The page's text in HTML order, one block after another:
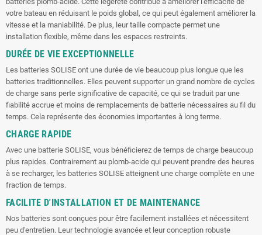
votre bateau en réduisant le poids global, ce qui peut également améliorer la
vitesse et la maniabilité. De plus, leur taille compacte permet une
installation flexible, même dans les espaces restreints.
DURÉE DE VIE EXCEPTIONNELLE
Les batteries SOLISE ont une durée de vie beaucoup plus longue que les
batteries traditionnelles. Elles peuvent supporter un grand nombre de cycles
de charge sans perte significative de capacité, ce qui se traduit par une
fiabilité accrue et moins de remplacements de batterie nécessaires au fil du
temps. Cela représente des économies importantes à long terme.
CHARGE RAPIDE
Avec une batterie SOLISE, vous bénéficierez de temps de charge beaucoup
plus rapides. Contrairement au plomb-acide qui peuvent prendre des heures
à se recharger, les batteries SOLISE atteignent une charge complète en une
fraction de temps.
FACILITE D'INSTALLATION ET DE MAINTENANCE
Nos batteries sont conçues pour être facilement installées et nécessitent
peu d'entretien. Leur technologie avancée et leur conception robuste